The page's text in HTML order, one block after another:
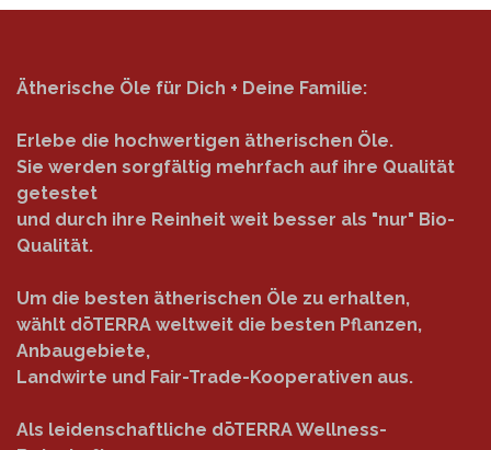
Ätherische Öle für Dich + Deine Familie:
Erlebe die hochwertigen ätherischen Öle.
Sie werden sorgfältig mehrfach auf ihre Qualität
getestet
und durch ihre Reinheit weit besser als "nur" Bio-
Qualität.
Um die besten ätherischen Öle zu erhalten,
wählt dōTERRA weltweit die besten Pflanzen,
Anbaugebiete,
Landwirte und Fair-Trade-Kooperativen aus.
Als leidenschaftliche dōTERRA Wellness-